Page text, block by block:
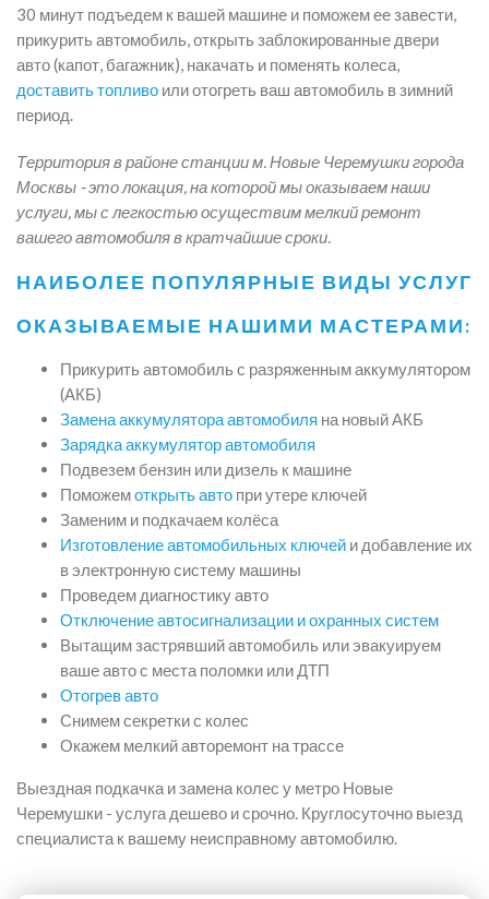
30 минут подъедем к вашей машине и поможем ее завести,
прикурить автомобиль, открыть заблокированные двери
авто (капот, багажник), накачать и поменять колеса,
доставить топливо или отогреть ваш автомобиль в зимний
период.
Территория в районе станции м. Новые Черемушки города
Москвы - это локация, на которой мы оказываем наши
услуги, мы с легкостью осуществим мелкий ремонт
вашего автомобиля в кратчайшие сроки.
НАИБОЛЕЕ ПОПУЛЯРНЫЕ ВИДЫ УСЛУГ
ОКАЗЫВАЕМЫЕ НАШИМИ МАСТЕРАМИ:
Прикурить автомобиль с разряженным аккумулятором
(АКБ)
Замена аккумулятора автомобиля на новый АКБ
Зарядка аккумулятор автомобиля
Подвезем бензин или дизель к машине
Поможемоткрыть авто при утере ключей
Заменим и подкачаем колёса
Изготовление автомобильных ключей и добавление их
в электронную систему машины
Проведем диагностику авто
Отключение автосигнализации и охранных систем
Вытащим застрявший автомобиль или эвакуируем
ваше авто с места поломки или ДТП
Отогрев авто
Снимем секретки с колес
Окажем мелкий авторемонт на трассе
Выездная подкачка и замена колес у метро Новые
Черемушки - услуга дешево и срочно. Круглосуточно выезд
специалиста к вашему неисправному автомобилю.